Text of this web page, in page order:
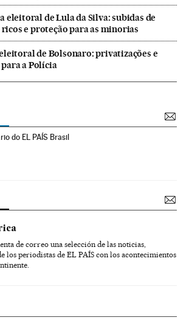
eleitoral de Lula da Silva: subidas de
e proteção para as minorias
de Bolsonaro: privatizações e
a Polícia
do EL PAÍS Brasil
de correo una selección de las noticias,
los periodistas de EL PAÍS con los acontecimientos